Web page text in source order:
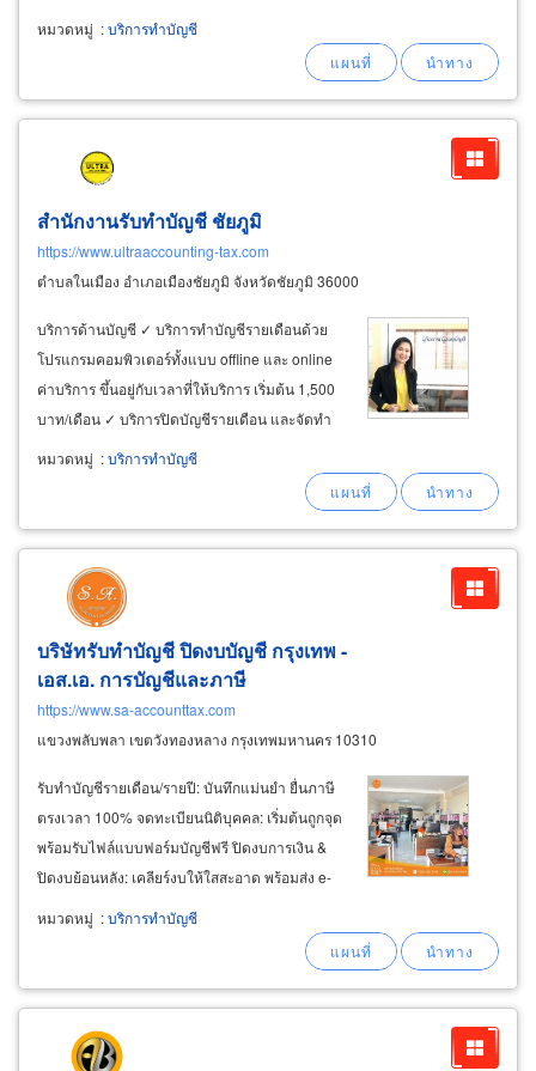
การปรับปรุงการบันทึกบัญชีให้สอดคล้องกับ
มาตรฐานทางบัญชีของทางราชการ รับทำบัญชี
รายวัน เช่น ทำบัญชีรายวันซื้อ ทำบัญชีรายวันขาย
หมวดหมู่ :บริการทำบัญชี
สำนักงานรับทำบัญชี ชัยภูมิ
https://www.ultraaccounting-tax.com
ตำบลในเมือง อำเภอเมืองชัยภูมิ จังหวัดชัยภูมิ 36000
บริการด้านบัญชี ✓ บริการทำบัญชีรายเดือนด้วย
โปรแกรมคอมพิวเตอร์ทั้งแบบ offline และ online
ค่าบริการ ขึ้นอยู่กับเวลาที่ให้บริการ เริ่มต้น 1,500
บาท/เดือน ✓ บริการปิดบัญชีรายเดือน และจัดทำ
งบการเงินรายเดือนเพื่อให้ลูกค้าสามารถวางแผน
บริหาร และวิเคราะห์กำไรขาดทุน ✓ บริการปิด
หมวดหมู่ :บริการทำบัญชี
บริษัทรับทำบัญชี ปิดงบบัญชี กรุงเทพ -
เอส.เอ. การบัญชีและภาษี
https://www.sa-accounttax.com
แขวงพลับพลา เขตวังทองหลาง กรุงเทพมหานคร 10310
รับทำบัญชีรายเดือน/รายปี: บันทึกแม่นยำ ยื่นภาษี
ตรงเวลา 100% จดทะเบียนนิติบุคคล: เริ่มต้นถูกจุด
พร้อมรับไฟล์แบบฟอร์มบัญชีฟรี ปิดงบการเงิน &
ปิดงบย้อนหลัง: เคลียร์งบให้ใสสะอาด พร้อมส่ง e-
filing วางระบบบัญชี: ออกแบบ workflow และ
workflow document ที่เหมาะกับคุณ แก้ไขงาน
หมวดหมู่ :บริการทำบัญชี